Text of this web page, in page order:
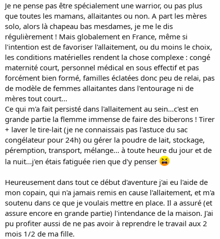
Je ne pense pas être spécialement une warrior, ou pas plus
que toutes les mamans, allaitantes ou non. A part les mères
solo, alors là chapeau bas mesdames, je me le dis
régulièrement ! Mais globalement en France, même si
l'intention est de favoriser l'allaitement, ou du moins le choix,
les conditions matérielles rendent la chose complexe : congé
maternité court, personnel médical en sous effectif et pas
forcément bien formé, familles éclatées donc peu de relai, pas
de modèle de femmes allaitantes dans l'entourage ni de
mères tout court...
Ce qui m'a fait persisté dans l'allaitement au sein...c'est en
grande partie la flemme immense de faire des biberons ! Tirer
+ laver le tire-lait (je ne connaissais pas l'astuce du sac
congélateur pour 24h) ou gérer la poudre de lait, stockage,
péremption, transport, mélange... à toute heure du jour et de
la nuit...j'en étais fatiguée rien que d'y penser
Heureusement dans tout ce début d'aventure j'ai eu l'aide de
mon copain, qui n'a jamais remis en cause l'allaitement, et m'a
soutenu dans ce que je voulais mettre en place. Il a assuré (et
assure encore en grande partie) l'intendance de la maison. J'ai
pu profiter aussi de ne pas avoir à reprendre le travail aux 2
mois 1/2 de ma fille.